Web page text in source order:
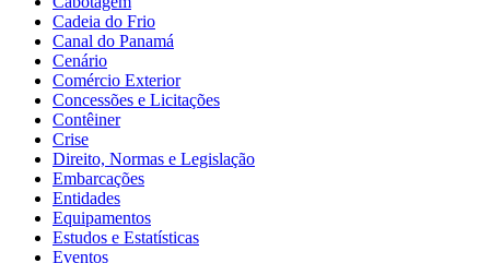
Cadeia do Frio
Canal do Panamá
Cenário
Comércio Exterior
Concessões e Licitações
Contêiner
Crise
Direito, Normas e Legislação
Embarcações
Entidades
Equipamentos
Estudos e Estatísticas
Eventos